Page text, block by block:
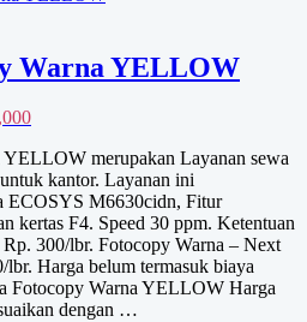
Warna YELLOW
Rentang
Rp950,000
hingga
Rp1,150,000
YELLOW merupakan Layanan sewa
kantor. Layanan ini
ECOSYS M6630cidn, Fitur
kertas F4. Speed 30 ppm. Ketentuan
300/lbr. Fotocopy Warna – Next
Harga belum termasuk biaya
Fotocopy Warna YELLOW Harga
dengan …